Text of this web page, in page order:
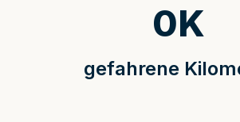
gefahrene
0K